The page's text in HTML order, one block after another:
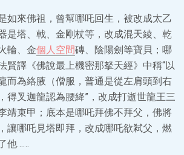
如來佛祖，曾幫哪吒回生，被改成太乙
是塔、戟、金剛杖等，改成混天綾、乾
輪、金個人空間磚、陰陽劍等寶貝；哪
賢譯《佛說最上機密那拏天經》中稱“以
而為絡腋（僧服，普通是從左肩頭到右
得叉迦龍認為腰絳”，改成打逝世龍王三
靖束甲；底本是哪吒拜佛不拜父，佛將
讓哪吒見塔即拜，改成哪吒欲弒父，燃
他……